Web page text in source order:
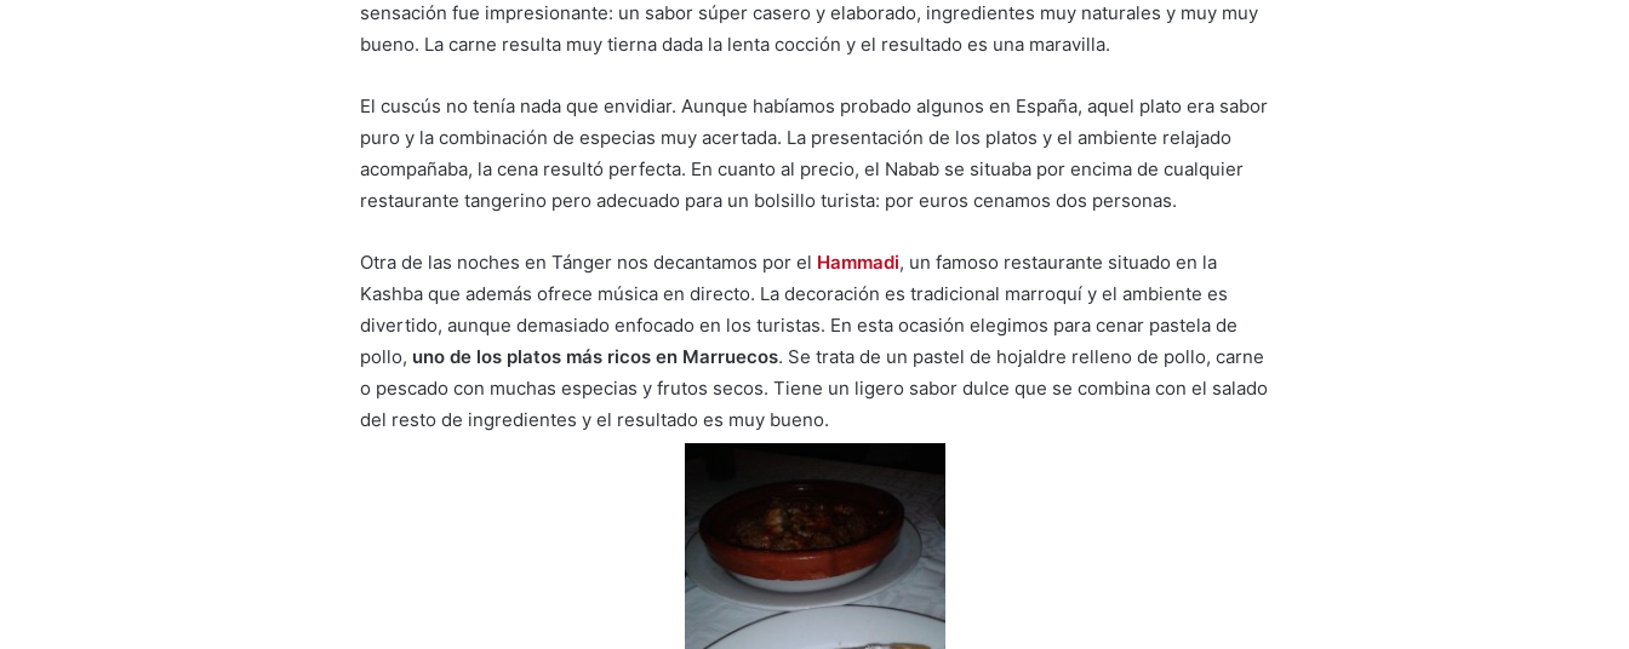
sensación fue impresionante: un sabor súper casero y elaborado, ingredientes muy naturales y muy muy
bueno. La carne resulta muy tierna dada la lenta cocción y el resultado es una maravilla.
El cuscús no tenía nada que envidiar. Aunque habíamos probado algunos en España, aquel plato era sabor
puro y la combinación de especias muy acertada. La presentación de los platos y el ambiente relajado
acompañaba, la cena resultó perfecta. En cuanto al precio, el Nabab se situaba por encima de cualquier
restaurante tangerino pero adecuado para un bolsillo turista: por euros cenamos dos personas.
Otra de las noches en Tánger nos decantamos por el Hammadi, un famoso restaurante situado en la
Kashba que además ofrece música en directo. La decoración es tradicional marroquí y el ambiente es
divertido, aunque demasiado enfocado en los turistas. En esta ocasión elegimos para cenar pastela de
pollo, uno de los platos más ricos en Marruecos. Se trata de un pastel de hojaldre relleno de pollo, carne
o pescado con muchas especias y frutos secos. Tiene un ligero sabor dulce que se combina con el salado
del resto de ingredientes y el resultado es muy bueno.